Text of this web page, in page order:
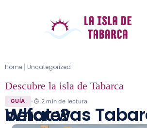
Home Uncategorized
Descubre la isla de Tabarca
GUÍA 2 min de lectura
What was Tabarca like before?